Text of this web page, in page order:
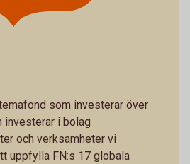
som investerar över
investerar i bolag
och verksamheter vi
uppfylla FN:s 17 globala